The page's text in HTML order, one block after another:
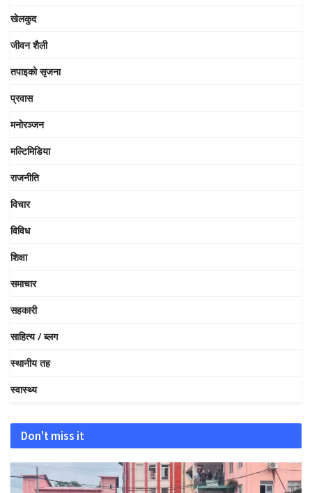
खेलकुद
जीवन शैली
तपाइको सृजना
प्रवास
मनोरञ्जन
मल्टिमिडिया
राजनीति
विचार
विविध
शिक्षा
समाचार
सहकारी
साहित्य / ब्लग
स्थानीय तह
स्वास्थ्य
Don't miss it